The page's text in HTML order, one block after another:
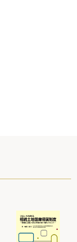
トよりダウンロードでき